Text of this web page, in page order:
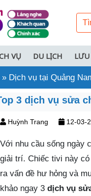
VỤ DU LỊCH
» Dịch vụ tại Quảng
3 dịch vụ sửa
Huỳnh Trang 12-03-
Với nhu cầu sống ngày
giải trí. Chiếc tivi này
ra vấn đề hư hỏng và
khảo ngay 3 dịch vụ